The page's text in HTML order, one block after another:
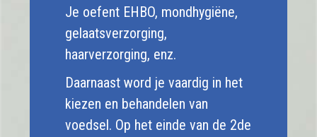
Je oefent EHBO, mondhygiëne,
gelaatsverzorging,
haarverzorging, enz.
Daarnaast word je vaardig in het
kiezen en behandelen van
voedsel. Op het einde van de 2de